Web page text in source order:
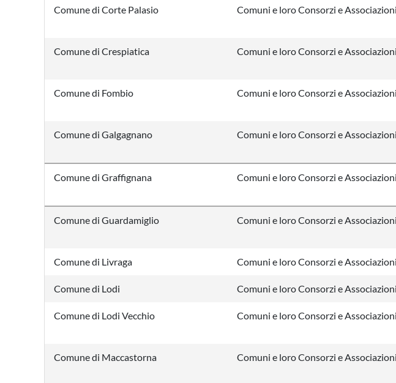
Comune di Corte Palasio Comuni e loro Consorzi e Associazioni
Comune di Crespiatica Comuni e loro Consorzi e Associazioni
Comune di Fombio Comuni e loro Consorzi e Associazioni
Comune di Galgagnano Comuni e loro Consorzi e Associazioni
Comune di Graffignana Comuni e loro Consorzi e Associazioni
Comune di Guardamiglio Comuni e loro Consorzi e Associazioni
Comune di Livraga Comuni e loro Consorzi e Associazioni
Comune di Lodi Comuni e loro Consorzi e Associazioni
Comune di Lodi Vecchio Comuni e loro Consorzi e Associazioni
Comune di Maccastorna Comuni e loro Consorzi e Associazioni